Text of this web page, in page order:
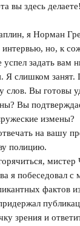
вы здесь
я Норман
но, к
успел задать вам
Я слишком занят.
слов. Вы готовы
Вы
измены?
на вашу
полицию.
я побеседовал
фактов
зрения и